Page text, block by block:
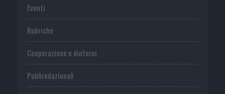
Eventi
Rubriche
Cooperazione e dintorni
Publiredazionali